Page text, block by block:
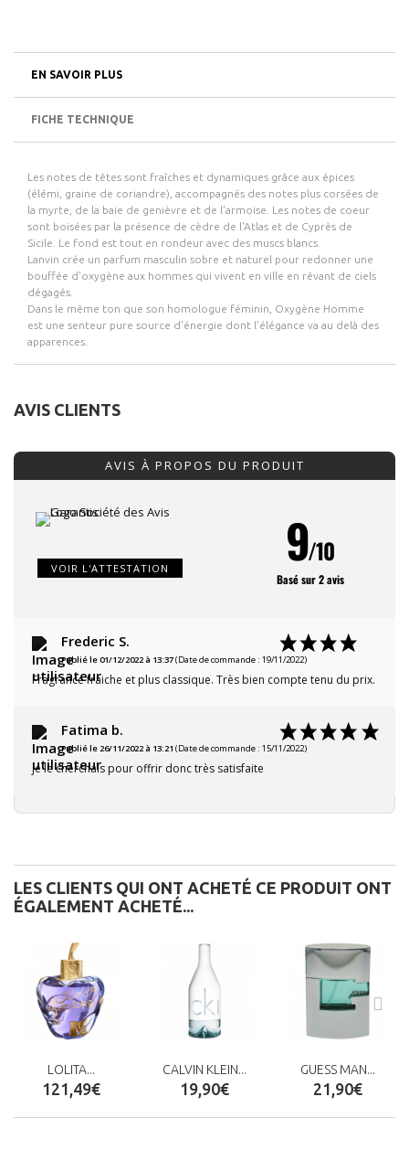
EN SAVOIR PLUS
FICHE TECHNIQUE
Les notes de têtes sont fraîches et dynamiques grâce aux épices
(élémi, graine de coriandre), accompagnés des notes plus corsées de
la myrte, de la baie de genièvre et de l'armoise. Les notes de coeur
sont boisées par la présence de cèdre de l'Atlas et de Cyprès de
Sicile. Le fond est tout en rondeur avec des muscs blancs.
Lanvin crée un parfum masculin sobre et naturel pour redonner une
bouffée d'oxygène aux hommes qui vivent en ville en rêvant de ciels
dégagés.
Dans le même ton que son homologue féminin, Oxygène Homme
est une senteur pure source d'énergie dont l'élégance va au delà des
apparences.
AVIS CLIENTS
AVIS À PROPOS DU PRODUIT
VOIR L'ATTESTATION 9/10
Basé sur 2 avis
Frederic S.
Publié le 01/12/2022 à 13:37(Date de commande : 19/11/2022)
Fragrance fraiche et plus classique. Très bien compte tenu du prix.
Fatima b.
Publié le 26/11/2022 à 13:21 (Date de commande : 15/11/2022)
je le cherchais pour offrir donc très satisfaite
LES CLIENTS QUI ONT ACHETÉ CE PRODUIT ONT
ÉGALEMENT ACHETÉ...
LOLITA...
121,49€
CALVIN KLEIN...
19,90€
GUESS MAN...
21,90€